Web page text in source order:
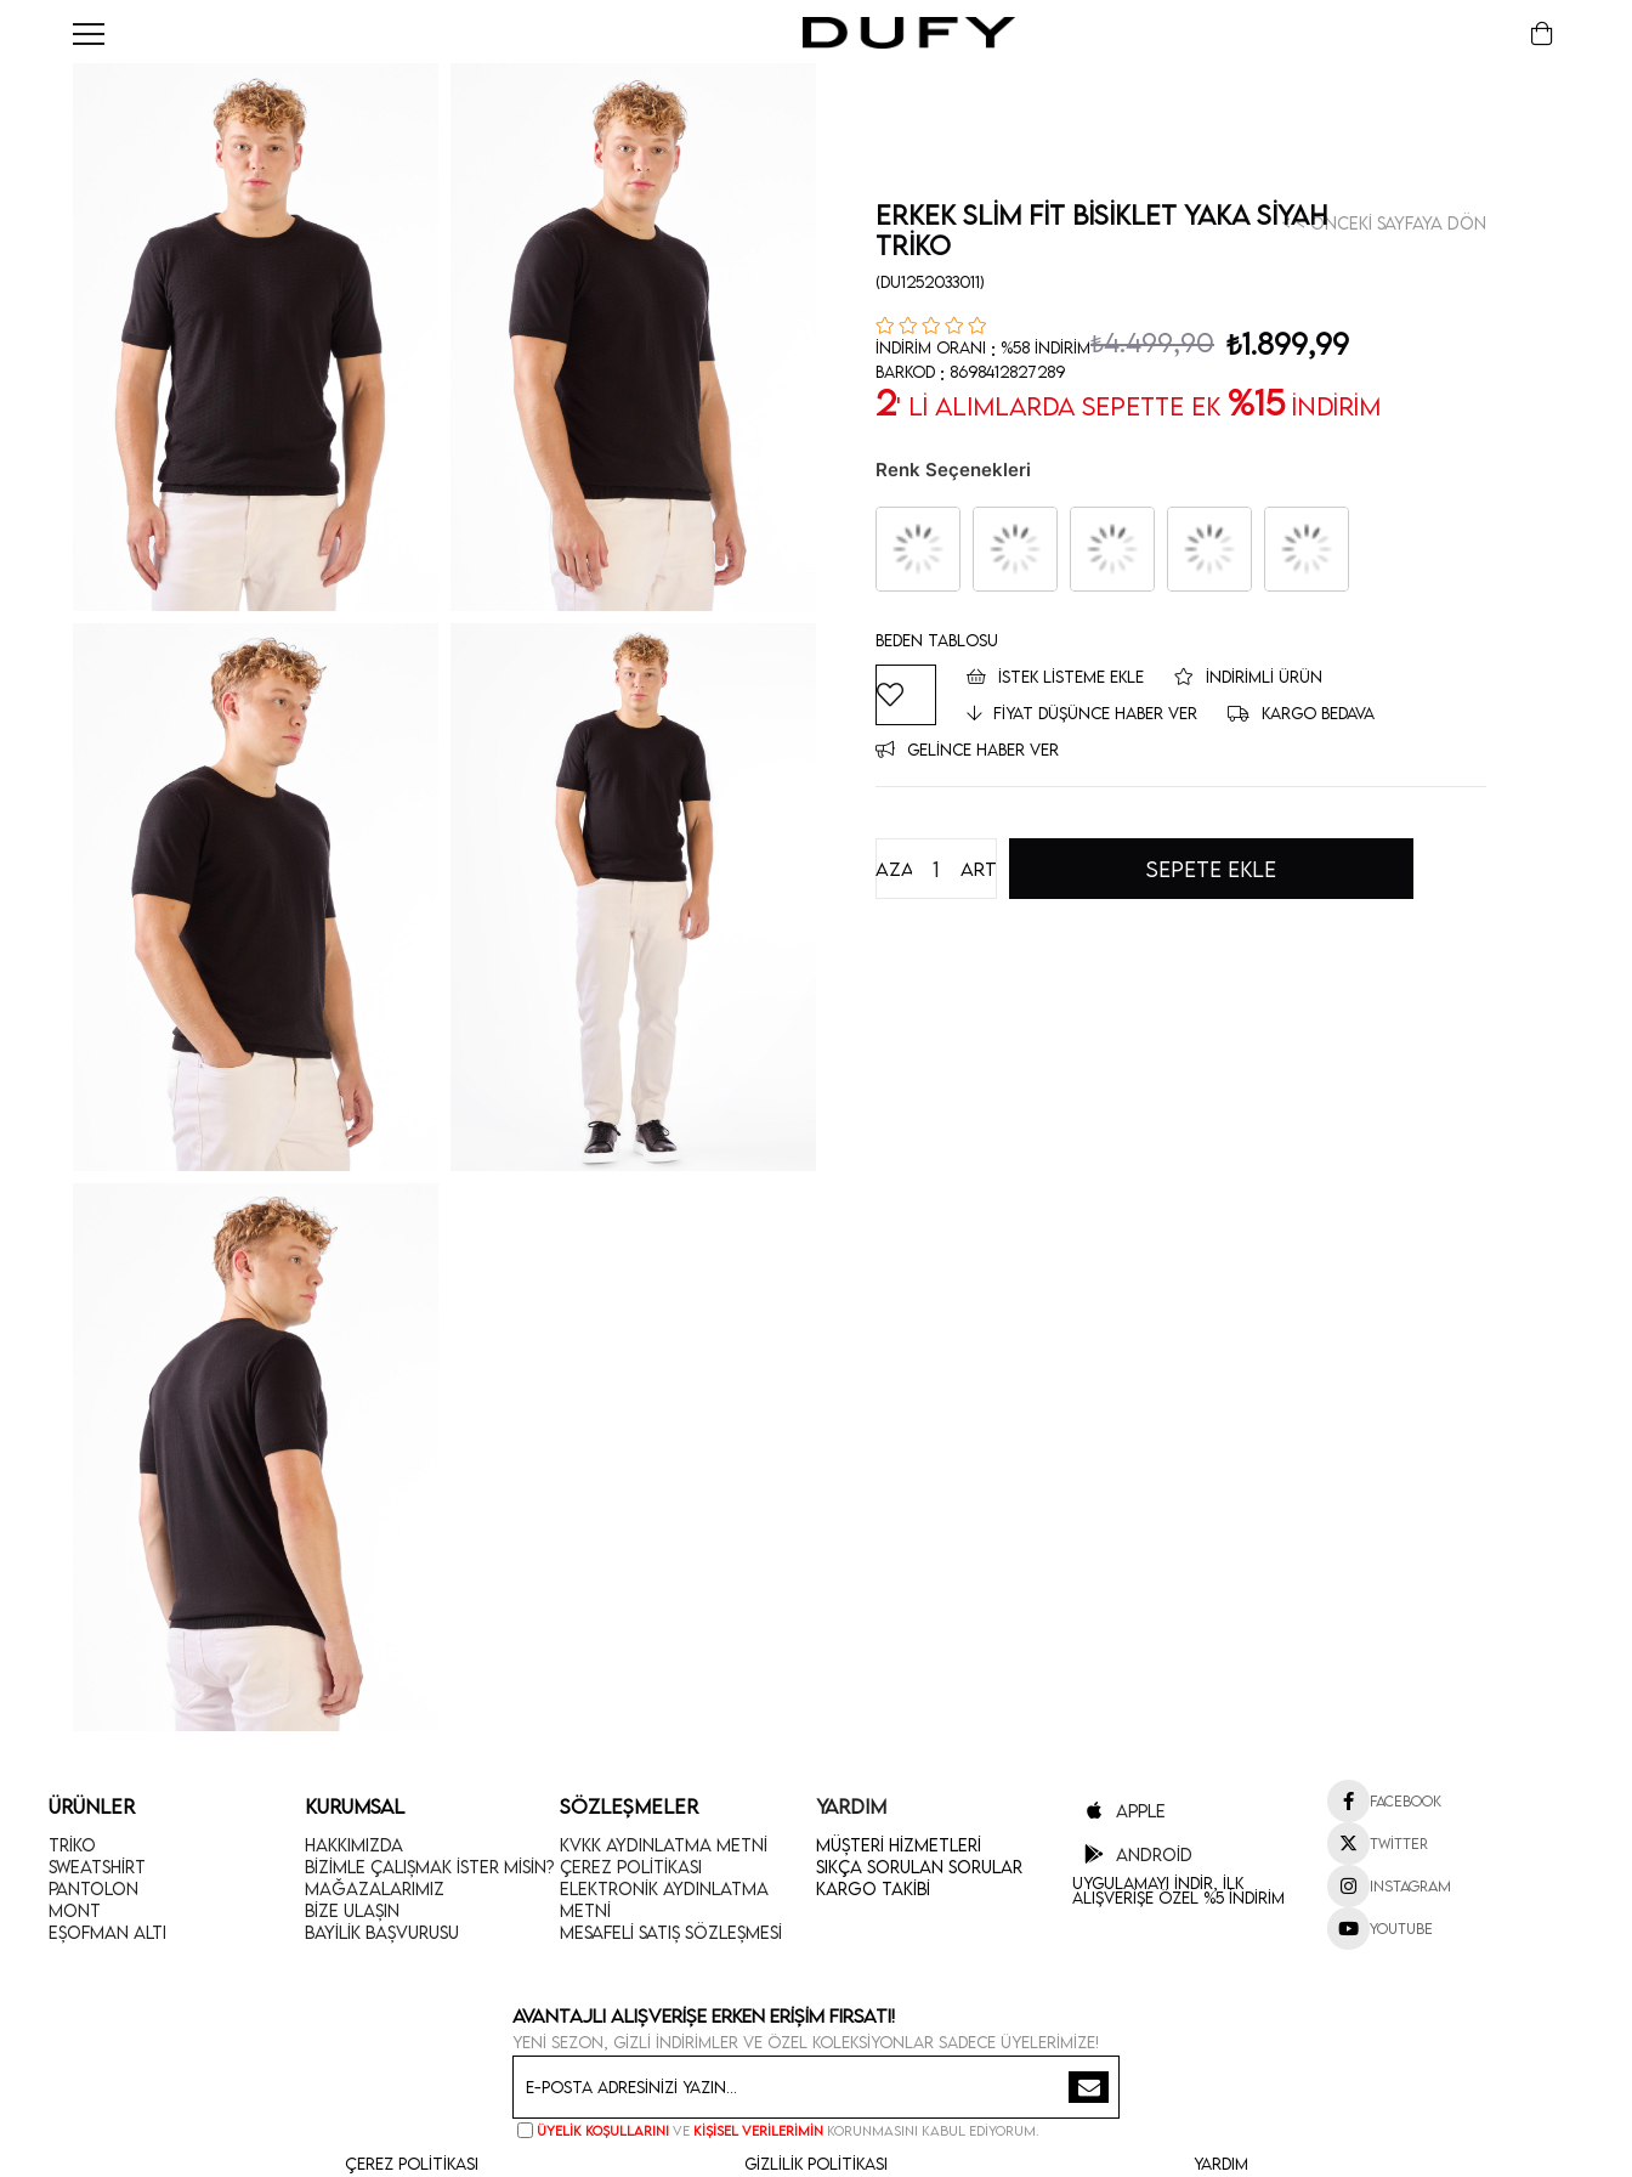
< < Önceki Sayfaya Dön
Erkek Slim Fit Bisiklet Yaka Siyah
Triko
(DU1252033011)
İndirim Oranı : %58İndirim₺4.499,90 ₺1.899,99
Barkod : 8698412827289
2' Lİ ALIMLARDA SEPETTE EK %15İNDİRİM
Renk Seçenekleri
Beden Tablosu
İSTEK LISTEME EKLE
İNDIRIMLI ÜRÜN
FIYAT DÜŞÜNCE HABER VER
KARGO BEDAVA
GELINCE HABER VER
Artır
Azalt
ÜRÜNLER
Triko
Sweatshirt
Pantolon
Mont
Eşofman Altı
KURUMSAL
Hakkımızda
Bizimle Çalışmak İster Misin?
Mağazalarımız
Bize Ulaşın
Bayilik Başvurusu
SÖZLEŞMELER
KVKK Aydınlatma Metni
Çerez Politikası
Elektronik Aydınlatma
Metni
Mesafeli Satış Sözleşmesi
YARDIM
Müşteri Hizmetleri
Sıkça Sorulan Sorular
Kargo Takibi
Apple
Android
Uygulamayı İndir, İlk
Alışverişe Özel %5 İndirim
Facebook
Twitter
Instagram
Youtube
Avantajlı Alışverişe Erken Erişim Fırsatı!
Yeni sezon, gizli indirimler ve özel koleksiyonlar sadece üyelerimize!
Üyelik koşullarını ve kişisel verilerimin korunmasını kabul ediyorum.
Çerez Politikası Gizlilik Politikası Yardım